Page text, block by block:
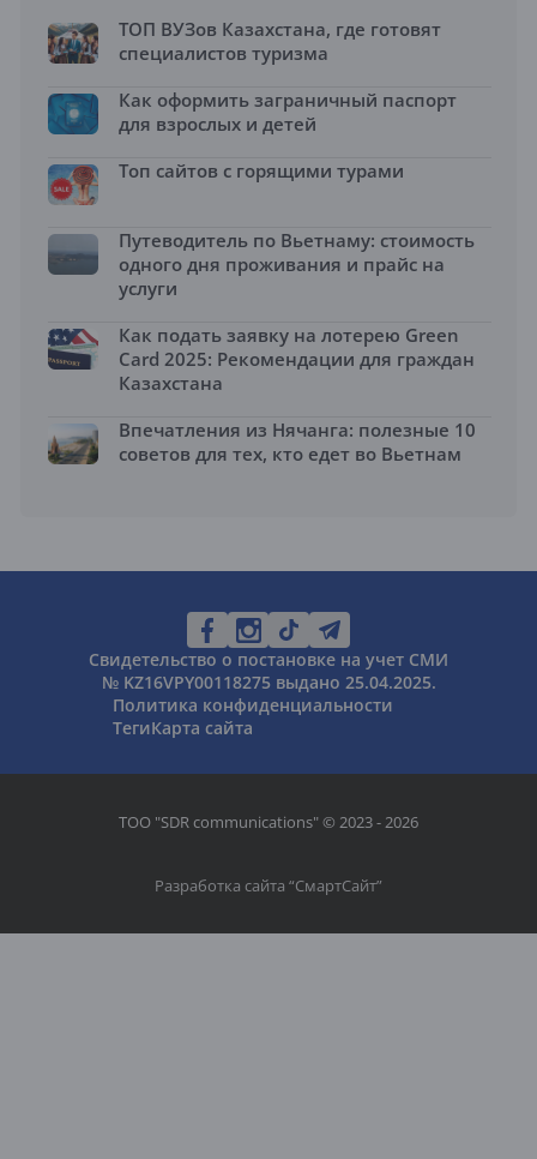
ТОП ВУЗов Казахстана, где готовят
специалистов туризма
Как оформить заграничный паспорт
для взрослых и детей
Топ сайтов с горящими турами
Путеводитель по Вьетнаму: стоимость
одного дня проживания и прайс на
услуги
Как подать заявку на лотерею Green
Card 2025: Рекомендации для граждан
Казахстана
Впечатления из Нячанга: полезные 10
советов для тех, кто едет во Вьетнам
Свидетельство о постановке на учет СМИ
№ KZ16VPY00118275 выдано 25.04.2025.
Политика конфиденциальности
ТегиКарта сайта
ТОО "SDR communications" © 2023 - 2026
Разработка сайта “СмартСайт”